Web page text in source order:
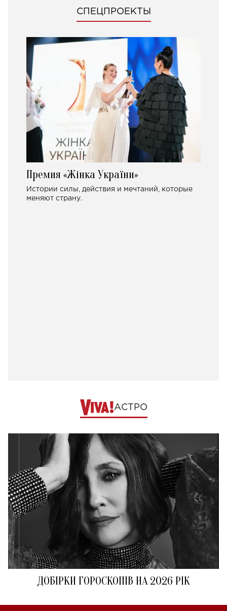
СПЕЦПРОЕКТЫ
Премия «Жінка України»
Истории силы, действия и мечтаний, которые
меняют страну.
АСТРО
ДОБІРКИ ГОРОСКОПІВ НА 2026 РІК